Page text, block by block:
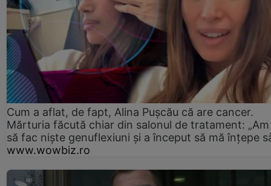
Cum a aflat, de fapt, Alina Pușcău că are cancer.
Mărturia făcută chiar din salonul de tratament:
să fac niște genuflexiuni și a început să mă înțepe
www.wowbiz.ro